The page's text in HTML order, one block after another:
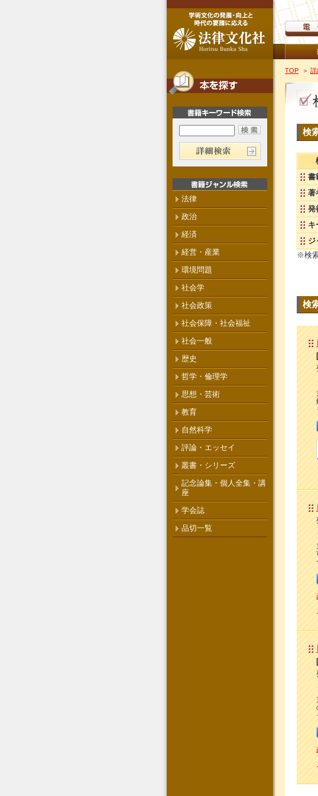
TOP ＞ 詳
検
書
著
発
キ
ジ
※検
検
法律
政治
経済
経営・産業
環境問題
社会学
社会政策
社会保障・社会福祉
社会一般
歴史
哲学・倫理学
思想・芸術
教育
自然科学
評論・エッセイ
叢書・シリーズ
記念論集・個人全集・講
座
学会誌
品切一覧